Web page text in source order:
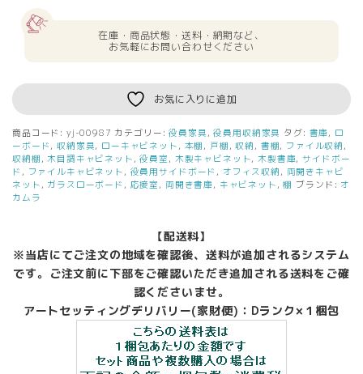
在庫・商品状態・送料・納期など、
お気軽にお問い合わせください
お気に入りに追加
商品コード: yj-00987 カテゴリー:役員家具 ,役員用収納家具 タグ: 書庫, ロ
ーボード ,収納家具, ローキャビネット , 本棚 , 戸棚 ,収納 , 書棚, ファイル収納 ,
収納棚 ,木目調キャビネット ,役員室 , 木製キャビネット,木製書庫,サイドボー
ド , ファイルキャビネット , 役員用サイドボード , オフィス収納 , 両開きキャビ
ネット , ガラスローボード , 応接室 , 両開き書庫, キャビネット ,棚 ブランド: オ
カムラ
【配送料】
※当店にてご注文の地域を確認後、送料が追加されるシステム
です。ご注文前に下部をご確認いただき追加される送料をご確
認くださいませ。
アートセッティングデリバリー(家財便)：Dランク×１梱包